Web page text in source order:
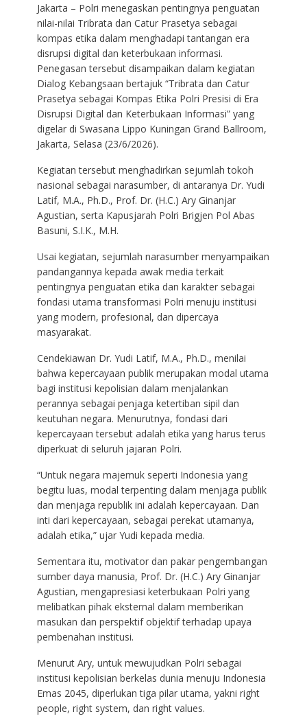
Jakarta – Polri menegaskan pentingnya penguatan
nilai-nilai Tribrata dan Catur Prasetya sebagai
kompas etika dalam menghadapi tantangan era
disrupsi digital dan keterbukaan informasi.
Penegasan tersebut disampaikan dalam kegiatan
Dialog Kebangsaan bertajuk “Tribrata dan Catur
Prasetya sebagai Kompas Etika Polri Presisi di Era
Disrupsi Digital dan Keterbukaan Informasi” yang
digelar di Swasana Lippo Kuningan Grand Ballroom,
Jakarta, Selasa (23/6/2026).
Kegiatan tersebut menghadirkan sejumlah tokoh
nasional sebagai narasumber, di antaranya Dr. Yudi
Latif, M.A., Ph.D., Prof. Dr. (H.C.) Ary Ginanjar
Agustian, serta Kapusjarah Polri Brigjen Pol Abas
Basuni, S.I.K., M.H.
Usai kegiatan, sejumlah narasumber menyampaikan
pandangannya kepada awak media terkait
pentingnya penguatan etika dan karakter sebagai
fondasi utama transformasi Polri menuju institusi
yang modern, profesional, dan dipercaya
masyarakat.
Cendekiawan Dr. Yudi Latif, M.A., Ph.D., menilai
bahwa kepercayaan publik merupakan modal utama
bagi institusi kepolisian dalam menjalankan
perannya sebagai penjaga ketertiban sipil dan
keutuhan negara. Menurutnya, fondasi dari
kepercayaan tersebut adalah etika yang harus terus
diperkuat di seluruh jajaran Polri.
“Untuk negara majemuk seperti Indonesia yang
begitu luas, modal terpenting dalam menjaga publik
dan menjaga republik ini adalah kepercayaan. Dan
inti dari kepercayaan, sebagai perekat utamanya,
adalah etika,” ujar Yudi kepada media.
Sementara itu, motivator dan pakar pengembangan
sumber daya manusia, Prof. Dr. (H.C.) Ary Ginanjar
Agustian, mengapresiasi keterbukaan Polri yang
melibatkan pihak eksternal dalam memberikan
masukan dan perspektif objektif terhadap upaya
pembenahan institusi.
Menurut Ary, untuk mewujudkan Polri sebagai
institusi kepolisian berkelas dunia menuju Indonesia
Emas 2045, diperlukan tiga pilar utama, yakni right
people, right system, dan right values.